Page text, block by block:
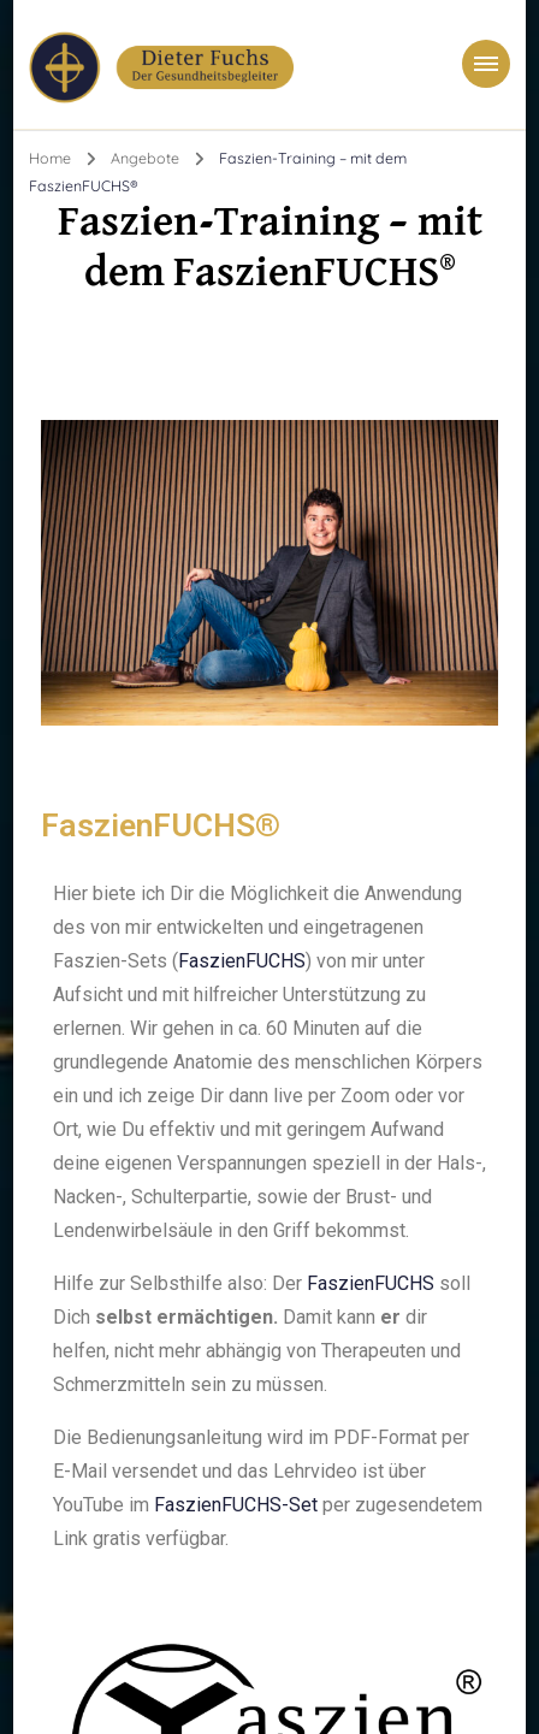
Dieter Fuchs
Home Angebote
Faszien-Training – mit dem
FaszienFUCHS®
Faszien-Training – mit
dem FaszienFUCHS®
FaszienFUCHS®
Hier biete ich Dir die Möglichkeit die Anwendung
des von mir entwickelten und eingetragenen
Faszien-Sets (FaszienFUCHS) von mir unter
Aufsicht und mit hilfreicher Unterstützung zu
erlernen. Wir gehen in ca. 60 Minuten auf die
grundlegende Anatomie des menschlichen Körpers
ein und ich zeige Dir dann live per Zoom oder vor
Ort, wie Du effektiv und mit geringem Aufwand
deine eigenen Verspannungen speziell in der Hals-,
Nacken-, Schulterpartie, sowie der Brust- und
Lendenwirbelsäule in den Griff bekommst.
Hilfe zur Selbsthilfe also: Der FaszienFUCHS soll
Dich selbst ermächtigen. Damit kann er dir
helfen, nicht mehr abhängig von Therapeuten und
Schmerzmitteln sein zu müssen.
Die Bedienungsanleitung wird im PDF-Format per
E-Mail versendet und das Lehrvideo ist über
YouTube im FaszienFUCHS-Setper zugesendetem
Link gratis verfügbar.